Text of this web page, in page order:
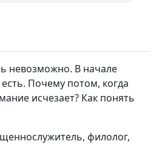
невозможно. В начале
Почему потом, когда
исчезает? Как понять
филолог,